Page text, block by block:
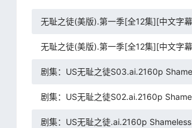
无耻之徒(美版).第一季[全12集][中文字
无耻之徒(美版).第一季[全12集][中文字
剧集：US无耻之徒S03.ai.2160p
剧集：US无耻之徒S02.ai.2160p
剧集：US无耻之徒.ai.2160p